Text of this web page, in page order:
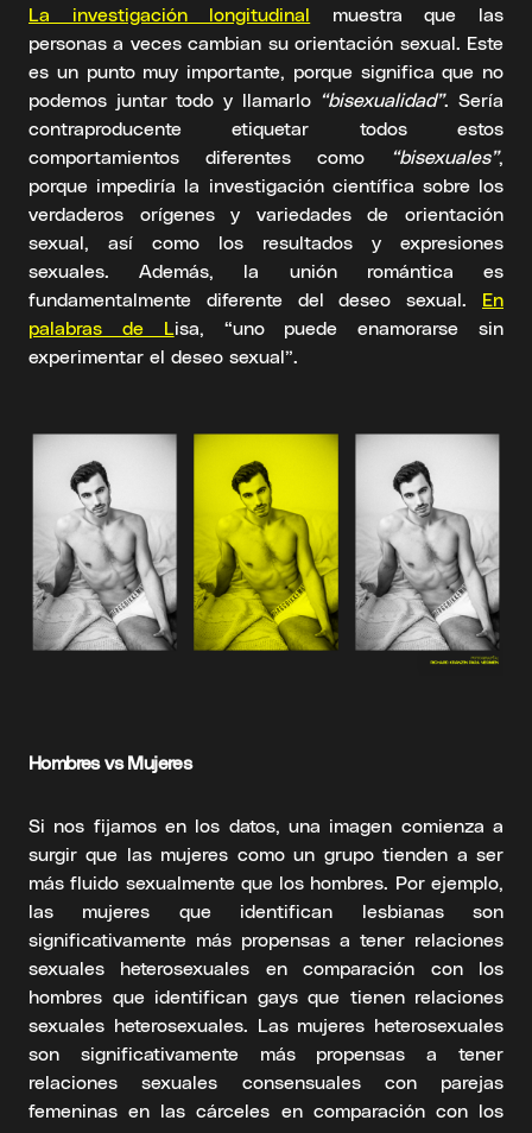
La investigación longitudinal muestra que las
personas a veces cambian su orientación sexual. Este
es un punto muy importante, porque significa que no
podemos juntar todo y llamarlo “bisexualidad”. Sería
contraproducente etiquetar todos estos
comportamientos diferentes como
“bisexuales”,
porque impediría la investigación científica sobre los
verdaderos orígenes y variedades de orientación
sexual, así como los resultados y expresiones
sexuales. Además, la unión romántica es
fundamentalmente diferente del deseo sexual. En
palabras de L isa, “uno puede enamorarse sin
experimentar el deseo sexual”.
Hombres vs Mujeres
Si nos fijamos en los datos, una imagen comienza a
surgir que las mujeres como un grupo tienden a ser
más fluido sexualmente que los hombres. Por ejemplo,
las mujeres que identifican lesbianas son
significativamente más propensas a tener relaciones
sexuales heterosexuales en comparación con los
hombres que identifican gays que tienen relaciones
sexuales heterosexuales. Las mujeres heterosexuales
son significativamente más propensas a tener
relaciones sexuales consensuales con parejas
femeninas en las cárceles en comparación con los